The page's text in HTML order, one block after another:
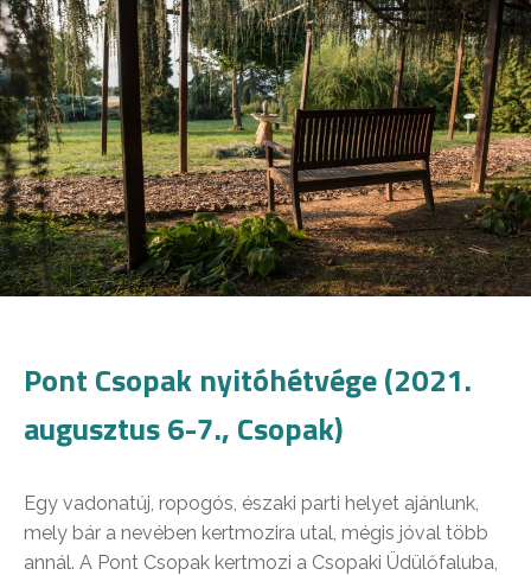
Pont Csopak nyitóhétvége (2021.
augusztus 6-7., Csopak)
Egy vadonatúj, ropogós, északi parti helyet ajánlunk,
mely bár a nevében kertmozira utal, mégis jóval több
annál. A Pont Csopak kertmozi a Csopaki Üdülőfaluba,